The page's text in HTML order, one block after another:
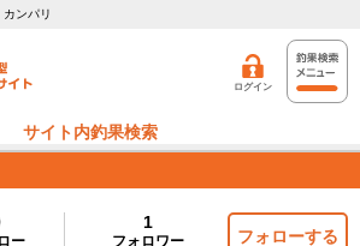
ンパリ
ログイン
サイト内釣果検索
ー
1
フォロワー フォローする